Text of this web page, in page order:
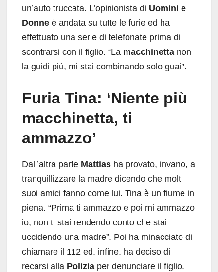
un’auto truccata. L’opinionista di Uomini e
Donne è andata su tutte le furie ed ha
effettuato una serie di telefonate prima di
scontrarsi con il figlio. “La macchinetta non
la guidi più, mi stai combinando solo guai”.
Furia Tina: ‘Niente più
macchinetta, ti
ammazzo’
Dall’altra parte Mattias ha provato, invano, a
tranquillizzare la madre dicendo che molti
suoi amici fanno come lui. Tina è un fiume in
piena. “Prima ti ammazzo e poi mi ammazzo
io, non ti stai rendendo conto che stai
uccidendo una madre”. Poi ha minacciato di
chiamare il 112 ed, infine, ha deciso di
recarsi alla Polizia per denunciare il figlio.